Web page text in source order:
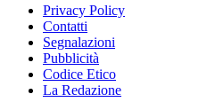
Privacy Policy
Contatti
Segnalazioni
Pubblicità
Codice Etico
La Redazione